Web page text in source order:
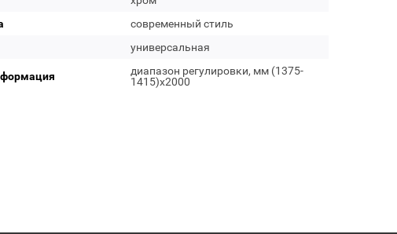
современный стиль
универсальная
диапазон регулировки, мм (1375-
1415)х2000